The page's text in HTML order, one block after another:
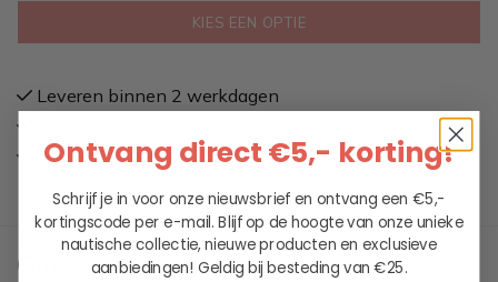
KIES EEN OPTIE
Leveren binnen 2 werkdagen
Al 60+ jaar passie voor maritieme levensstijl
Omschrijving
Ontvang direct €5,- korting!
Schrijf je in voor onze nieuwsbrief en ontvang een €5,-
kortingscode per e-mail. Blijf op de hoogte van onze unieke
nautische collectie, nieuwe producten en exclusieve
aanbiedingen! Geldig bij besteding van €25.